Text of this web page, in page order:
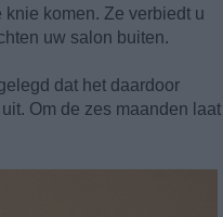
komen. Ze verbiedt u
uw salon buiten.
dat het daardoor
Om de zes maanden laat